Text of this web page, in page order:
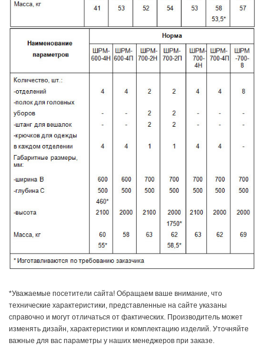
*Уважаемые посетители сайта! Обращаем ваше внимание, что
технические характеристики, представленные на сайте указаны
справочно и могут отличаться от фактических. Производитель может
изменять дизайн, характеристики и комплектацию изделий. Уточняйте
важные для вас параметры у наших менеджеров при заказе.